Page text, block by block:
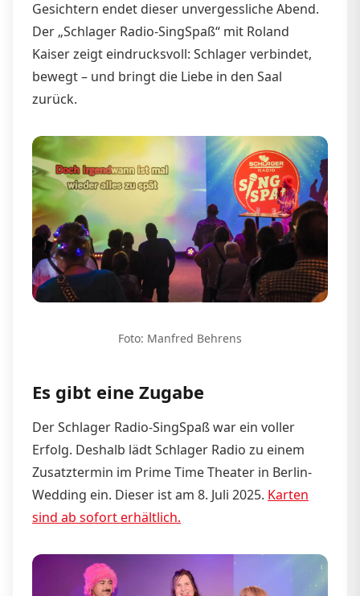
Gesichtern endet dieser unvergessliche Abend.
Der „Schlager Radio-SingSpaß“ mit Roland
Kaiser zeigt eindrucksvoll: Schlager verbindet,
bewegt – und bringt die Liebe in den Saal
zurück.
Foto: Manfred Behrens
Es gibt eine Zugabe
Der Schlager Radio-SingSpaß war ein voller
Erfolg. Deshalb lädt Schlager Radio zu einem
Zusatztermin im Prime Time Theater in Berlin-
Wedding ein. Dieser ist am 8. Juli 2025. Karten
sind ab sofort erhältlich.